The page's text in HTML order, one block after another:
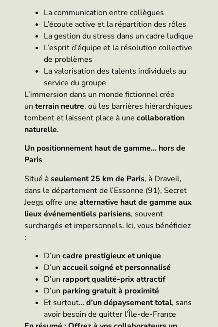
La communication entre collègues
L’écoute active et la répartition des rôles
La gestion du stress dans un cadre ludique
L’esprit d’équipe et la résolution collective
de problèmes
La valorisation des talents individuels au
service du groupe
L’immersion dans un monde fictionnel crée
un terrain neutre, où les barrières hiérarchiques
tombent et laissent place à une collaboration
naturelle.
Un positionnement haut de gamme… hors de
Paris
Situé àseulement 25 km de Paris, à Draveil,
dans le département de l’Essonne (91), Secret
Jeegs offre une alternative haut de gamme aux
lieux événementiels parisiens, souvent
surchargés et impersonnels. Ici, vous bénéficiez
:
D’un cadre prestigieux et unique
D’un accueil soigné et personnalisé
D’un rapport qualité-prix attractif
D’un parking gratuit à proximité
Et surtout… d’un dépaysement total, sans
avoir besoin de quitter l’Île-de-France